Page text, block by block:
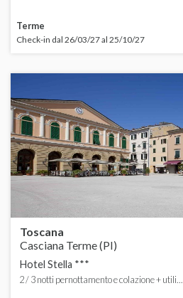
Terme
Check-in dal 26/03/27 al 25/10/27
Toscana
Casciana Terme (PI)
Hotel Stella ***
2 / 3 notti pernottamento e colazione + utili...